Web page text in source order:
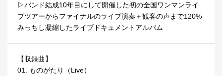
▷バンド結成10年目にして開催した初の全国ワンマンライ
ブツアーからファイナルのライブ演奏＋観客の声まで120%
みっちし凝縮したライブドキュメントアルバム
【収録曲】
01. ものがたり（Live）